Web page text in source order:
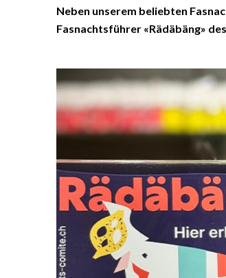
Neben unserem beliebten
Fasnachtsführer «Rädäbäng»